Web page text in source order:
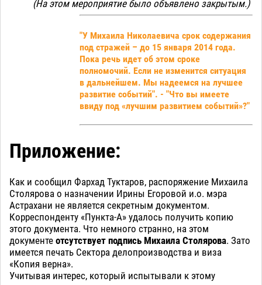
(На этом мероприятие было объявлено закрытым.)
"У Михаила Николаевича срок содержания
под стражей – до 15 января 2014 года.
Пока речь идет об этом сроке
полномочий. Если не изменится ситуация
в дальнейшем. Мы надеемся на лучшее
развитие событий". - "Что вы имеете
ввиду под «лучшим развитием событий»?"
Приложение:
Как и сообщил Фархад Туктаров, распоряжение Михаила
Столярова о назначении Ирины Егоровой и.о. мэра
Астрахани не является секретным документом.
Корреспонденту «Пункта-А» удалось получить копию
этого документа. Что немного странно, на этом
документе отсутствует подпись Михаила Столярова. Зато
имеется печать Сектора делопроизводства и виза
«Копия верна».
Учитывая интерес, который испытывали к этому